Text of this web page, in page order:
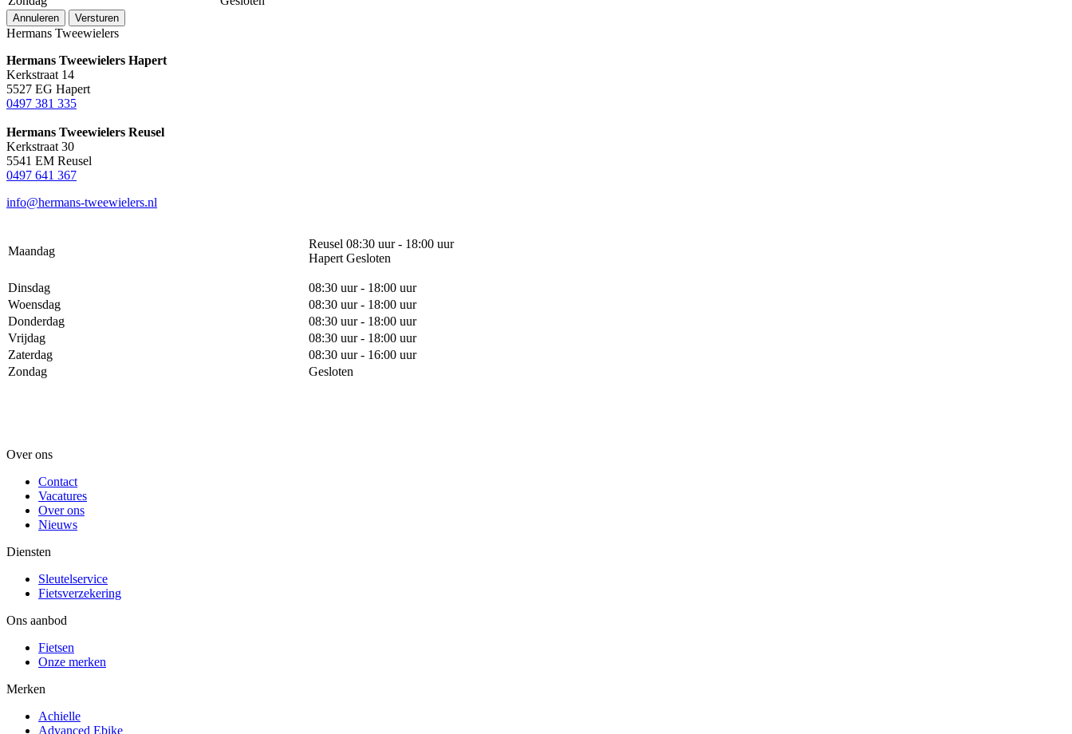
Annuleren Versturen
Hermans Tweewielers
Hermans Tweewielers Hapert
Kerkstraat 14
5527 EG Hapert
0497 381 335
Hermans Tweewielers Reusel
Kerkstraat 30
5541 EM Reusel
0497 641 367
info@hermans-tweewielers.nl
Maandag
Reusel 08:30 uur - 18:00 uur
Hapert Gesloten
Dinsdag
08:30 uur - 18:00 uur
Woensdag
08:30 uur - 18:00 uur
Donderdag
08:30 uur - 18:00 uur
Vrijdag
08:30 uur - 18:00 uur
Zaterdag
08:30 uur - 16:00 uur
Zondag
Gesloten
Over ons
Contact
Vacatures
Over ons
Nieuws
Diensten
Sleutelservice
Fietsverzekering
Ons aanbod
Fietsen
Onze merken
Merken
Achielle
Advanced Ebike